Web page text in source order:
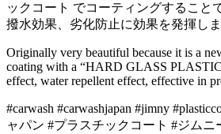
ックコート でコーティングすること
撥水効果、劣化防止に効果を発揮しま
Originally very beautiful because it is a
coating with a “HARD GLASS
effect, water repellent effect, effective in
#carwash #carwashjapan #jimny
ャパン #プラスチックコート #ジムニ